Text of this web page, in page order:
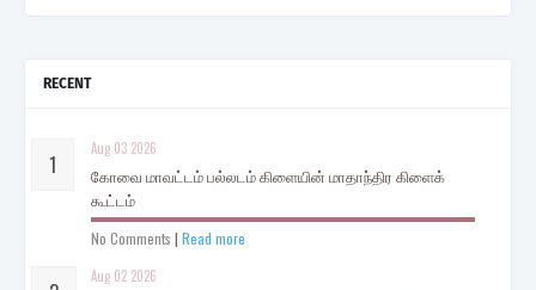
RECENT
Aug 03 2026
கோவை மாவட்டம் பல்லடம் கிளையின் மாதாந்திர கிளைக்
கூட்டம்
No Comments | Read more
Aug 02 2026